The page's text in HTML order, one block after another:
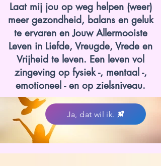
Laat mij jou op weg helpen (weer)
meer gezondheid, balans en geluk
te ervaren en Jouw Allermooiste
Leven in Liefde, Vreugde, Vrede en
Vrijheid te leven. Een leven vol
zingeving op fysiek -, mentaal -,
emotioneel - en op zielsniveau.
Ja, dat wil ik.